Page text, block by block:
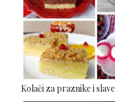
Kolači za praznike i slave